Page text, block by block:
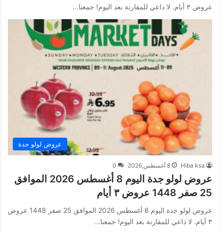
عروض ٣ أيام. لا داعي للمقارنة بعد اليوم! جمعنا…
عروض لولو جدة
Hiba ksa 8 أغسطس,2026 0
عروض لولو جدة اليوم 8 أغسطس 2026 الموافق
25 صفر 1448 عروض ٣ أيام
عروض لولو جدة اليوم 8 أغسطس 2026 الموافق 25 صفر 1448 عروض
٣ أيام. لا داعي للمقارنة بعد اليوم! جمعنا…